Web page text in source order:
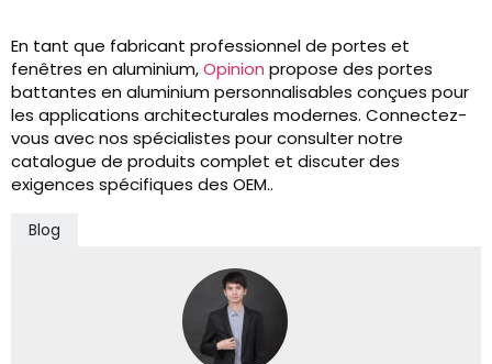
En tant que fabricant professionnel de portes et
fenêtres en aluminium,Opinion propose des portes
battantes en aluminium personnalisables conçues pour
les applications architecturales modernes. Connectez-
vous avec nos spécialistes pour consulter notre
catalogue de produits complet et discuter des
exigences spécifiques des OEM..
Blog